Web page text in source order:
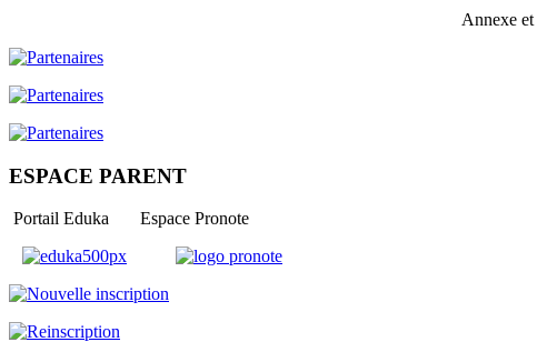
Annexe
ESPACE PARENT
Portail Eduka Espace Pronote